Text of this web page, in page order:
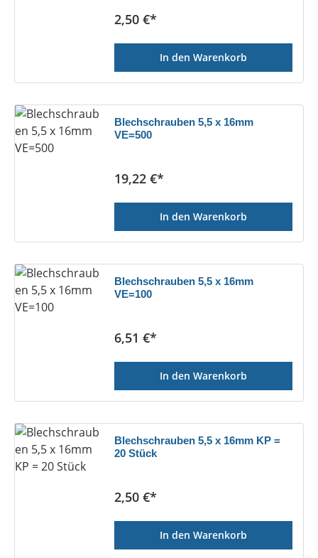
Regulärer Preis:
2,50 €*
In den Warenkorb
Blechschrauben 5,5 x 16mm
VE=500
Regulärer Preis:
19,22 €*
In den Warenkorb
Blechschrauben 5,5 x 16mm
VE=100
Regulärer Preis:
6,51 €*
In den Warenkorb
Blechschrauben 5,5 x 16mm KP =
20 Stück
Regulärer Preis:
2,50 €*
In den Warenkorb